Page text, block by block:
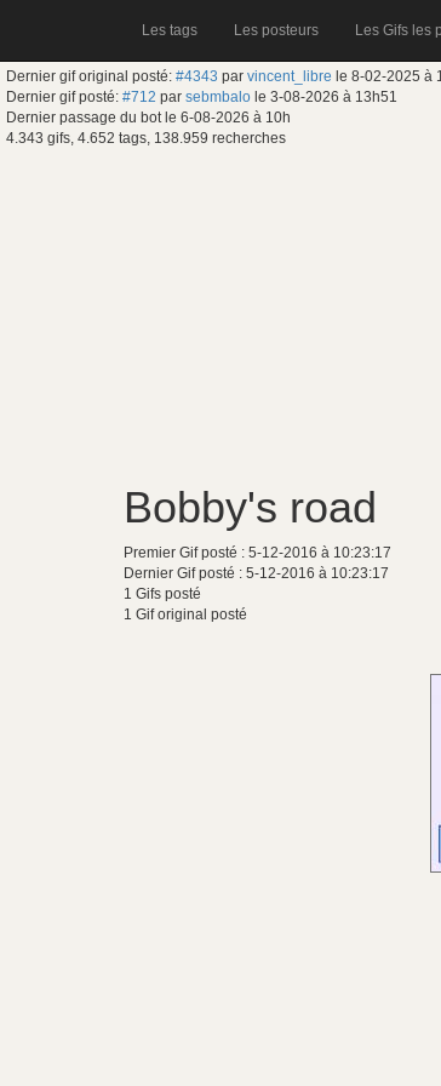
Les tags Les posteurs Les Gifs les
Dernier gif original posté: #4343 par vincent_libre le 8-02-2025 à
Dernier gif posté: #712 par sebmbalo le 3-08-2026 à 13h51
Dernier passage du bot le 6-08-2026 à 10h
4.343 gifs, 4.652 tags, 138.959 recherches
Bobby's road
Premier Gif posté : 5-12-2016 à 10:23:17
Dernier Gif posté : 5-12-2016 à 10:23:17
1 Gifs posté
1 Gif original posté